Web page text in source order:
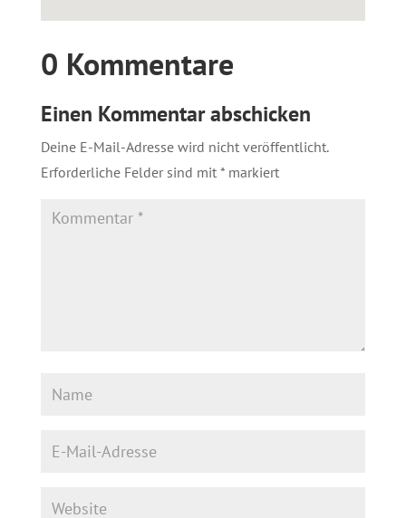
0 Kommentare
Einen Kommentar abschicken
Deine E-Mail-Adresse wird nicht veröffentlicht.
Erforderliche Felder sind mit *markiert